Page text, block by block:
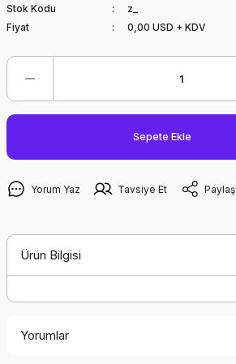
Stok Kodu
z_
Fiyat
0,00 USD + KDV
Sepete Ekle
Yorum Yaz Tavsiye Et Paylaş
Ürün Bilgisi
Yorumlar